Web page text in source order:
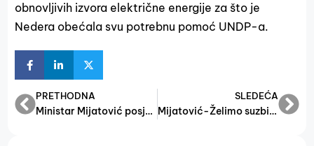
obnovljivih izvora električne energije za što je
Nedera obećala svu potrebnu pomoć UNDP-a.
PRETHODNA
Ministar Mijatović posjetio Unsko-sansku županiju
SLEDEĆA
Mijatović-Želimo suzbiti odlazak radne snage iz BiH